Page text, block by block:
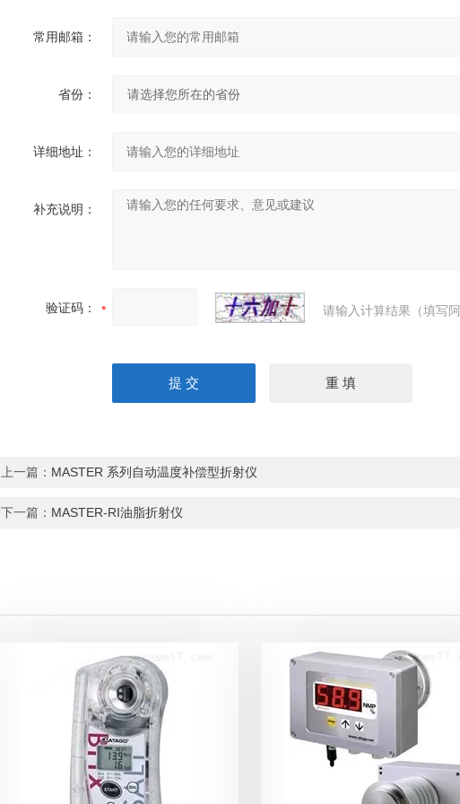
常用邮箱：
省份：
详细地址：
补充说明：
验证码： 请输入计算结果（填写
上一篇： MASTER 系列自动温度补偿型折射仪
下一篇： MASTER-RI油脂折射仪